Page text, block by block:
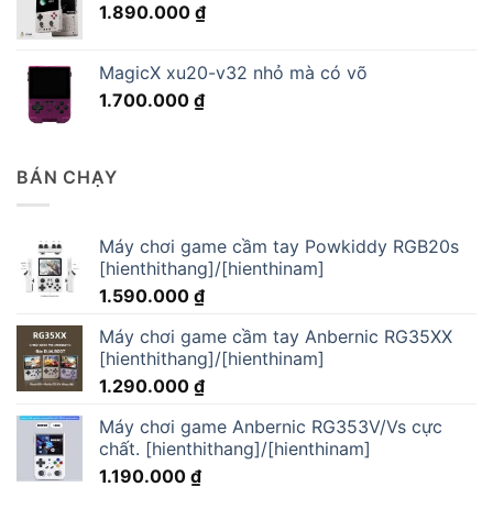
1.890.000 ₫
MagicX xu20-v32 nhỏ mà có võ
1.700.000 ₫
BÁN CHẠY
Máy chơi game cầm tay Powkiddy RGB20s
[hienthithang]/[hienthinam]
1.590.000 ₫
Máy chơi game cầm tay Anbernic RG35XX
[hienthithang]/[hienthinam]
1.290.000 ₫
Máy chơi game Anbernic RG353V/Vs cực
chất. [hienthithang]/[hienthinam]
1.190.000 ₫